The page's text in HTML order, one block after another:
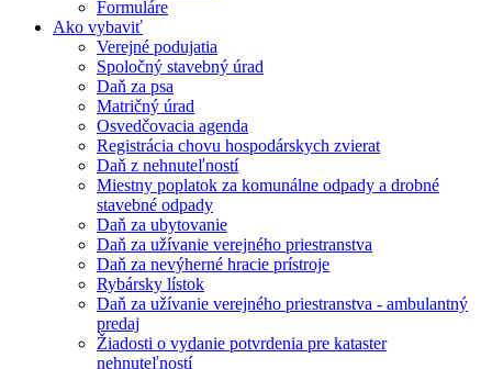
Formuláre
Ako vybaviť
Verejné podujatia
Spoločný stavebný úrad
Daň za psa
Matričný úrad
Osvedčovacia agenda
Registrácia chovu hospodárskych zvierat
Daň z nehnuteľností
Miestny poplatok za komunálne odpady a drobné
stavebné odpady
Daň za ubytovanie
Daň za užívanie verejného priestranstva
Daň za nevýherné hracie prístroje
Rybársky lístok
Daň za užívanie verejného priestranstva - ambulantný
predaj
Žiadosti o vydanie potvrdenia pre kataster
nehnuteľností